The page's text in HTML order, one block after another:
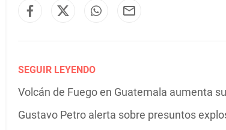
SEGUIR LEYENDO
Volcán de Fuego en Guatemala aumenta
Gustavo Petro alerta sobre presuntos